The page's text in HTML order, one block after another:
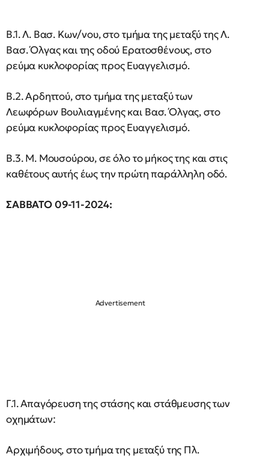
Β.1. Λ. Βασ. Κων/νου, στο τμήμα της μεταξύ της Λ.
Βασ. Όλγας και της οδού Ερατοσθένους, στο
ρεύμα κυκλοφορίας προς Ευαγγελισμό.
Β.2. Αρδηττού, στο τμήμα της μεταξύ των
Λεωφόρων Βουλιαγμένης και Βασ. Όλγας, στο
ρεύμα κυκλοφορίας προς Ευαγγελισμό.
Β.3. Μ. Μουσούρου, σε όλο το μήκος της και στις
καθέτους αυτής έως την πρώτη παράλληλη οδό.
ΣΑΒΒΑΤΟ 09-11-2024:
Γ.1. Απαγόρευση της στάσης και στάθμευσης των
οχημάτων:
Αρχιμήδους, στο τμήμα της μεταξύ της Πλ.